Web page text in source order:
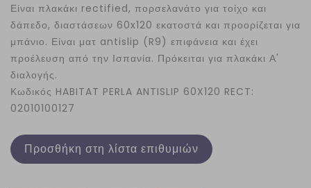
Είναι πλακάκι rectified, πορσελανάτο για τοίχο και
δάπεδο, διαστάσεων 60x120 εκατοστά και προορίζεται για
μπάνιο. Είναι ματ antislip (R9) επιφάνεια και έχει
προέλευση από την Ισπανία. Πρόκειται για πλακάκι Α'
διαλογής.
Κωδικός HABITAT PERLA ANTISLIP 60X120 RECT:
02010100127
Προσθήκη στη λίστα επιθυμιών